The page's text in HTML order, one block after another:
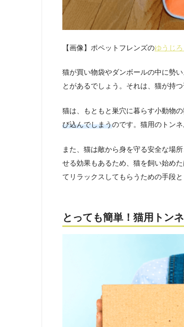
【画像】ポペットフレンズのゆうじ
猫が買い物袋やダンボールの中に勢
とがあるでしょう。それは、猫が持
猫は、もともと巣穴に暮らす小動物
び込んでしまうのです。猫用のトン
また、猫は敵から身を守る安全な場
せる効果もあるため、猫を飼い始め
てリラックスしてもらうための手段
とっても簡単！猫用トン